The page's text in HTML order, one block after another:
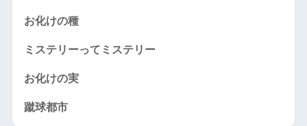
お化けの種
ミステリーってミステリー
お化けの実
蹴球都市